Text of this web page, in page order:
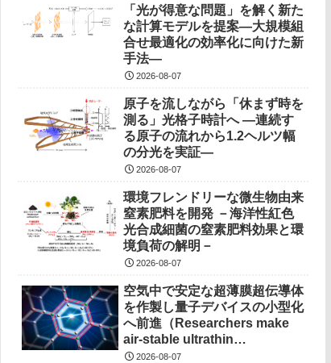
「光が得意な問題」を解く新た
な計算モデルを提案―大規模組
合せ最適化の効率化に向けた新
手法―
2026-08-07
原子を流しながら「休まず時を
測る」光格子時計へ ―連続す
る原子の流れから1.2ヘルツ幅
の分光を実証―
2026-08-07
環境フレンドリーな微生物由来
窒素肥料を開発 －海洋性紅色
光合成細菌の窒素肥料効果と環
境負荷の解明－
2026-08-07
空気中で安定な超薄膜超伝導体
を作製し量子デバイスの小型化
へ前進（Researchers make
air-stable ultrathin
superconductors more
2026-08-07